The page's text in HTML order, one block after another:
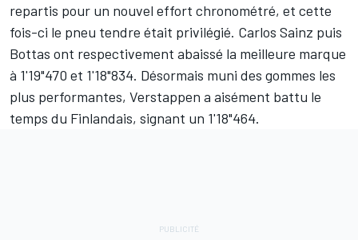
repartis pour un nouvel effort chronométré, et cette
fois-ci le pneu tendre était privilégié. Carlos Sainz puis
Bottas ont respectivement abaissé la meilleure marque
à 1'19"470 et 1'18"834. Désormais muni des gommes les
plus performantes, Verstappen a aisément battu le
temps du Finlandais, signant un 1'18"464.